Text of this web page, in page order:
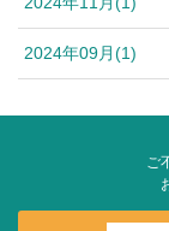
2024年09月(1)
ご